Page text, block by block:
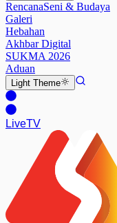
RencanaSeni & Budaya
Galeri
Hebahan
Akhbar Digital
SUKMA 2026
Aduan
Light Theme
LiveTV